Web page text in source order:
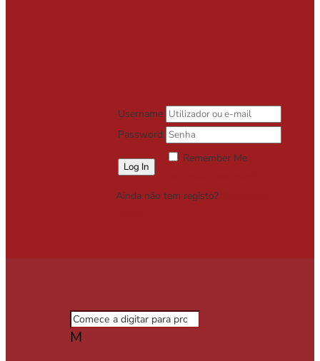
Username
Password
Remember Me
Ainda não tem registo?
M